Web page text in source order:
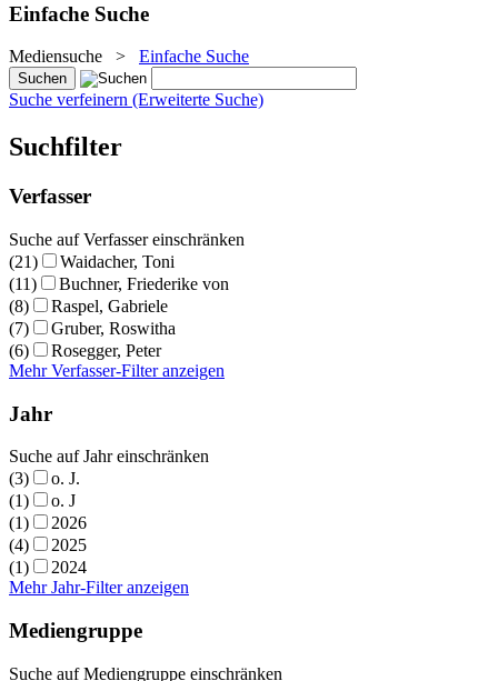
Einfache Suche
Mediensuche > Einfache Suche
Suche verfeinern (Erweiterte Suche)
Suchfilter
Verfasser
Suche auf Verfasser einschränken
(21)
Waidacher, Toni
(11)
Buchner, Friederike von
(8)
Raspel, Gabriele
(7)
Gruber, Roswitha
(6)
Rosegger, Peter
Mehr Verfasser-Filter anzeigen
Jahr
Suche auf Jahr einschränken
(3)
o. J.
(1)
o. J
(1)
2026
(4)
2025
(1)
2024
Mehr Jahr-Filter anzeigen
Mediengruppe
Suche auf Mediengruppe einschränken